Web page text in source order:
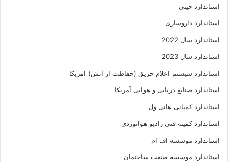
استاندارد چینی
استاندارد داروسازی
استاندارد سال 2022
استاندارد سال 2023
استاندارد سیستم اعلام حریق (حفاظت از آتش) آمریکا
استاندارد صنایع دریایی و هوایی آمریکا
استاندارد کمپانی هانی ول
استاندارد کميته فني راديو هوانوردي
استاندارد موسسه اف ام
استاندارد موسسه صنعت ساختمان